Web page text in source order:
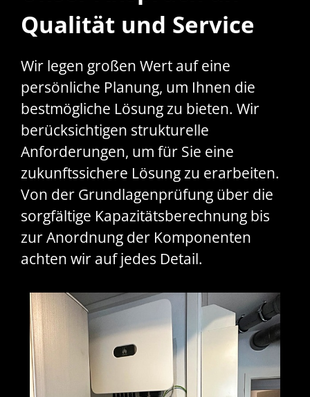
Qualität und Service
Wir legen großen Wert auf eine
persönliche Planung, um Ihnen die
bestmögliche Lösung zu bieten. Wir
berücksichtigen strukturelle
Anforderungen, um für Sie eine
zukunftssichere Lösung zu erarbeiten.
Von der Grundlagenprüfung über die
sorgfältige Kapazitätsberechnung bis
zur Anordnung der Komponenten
achten wir auf jedes Detail.